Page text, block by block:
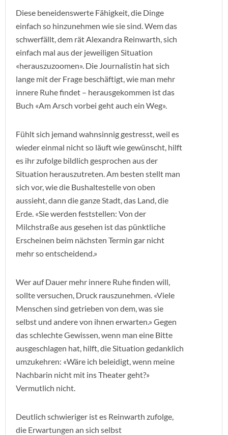
Diese beneidenswerte Fähigkeit, die Dinge
einfach so hinzunehmen wie sie sind. Wem das
schwerfällt, dem rät Alexandra Reinwarth, sich
einfach mal aus der jeweiligen Situation
«herauszuzoomen». Die Journalistin hat sich
lange mit der Frage beschäftigt, wie man mehr
innere Ruhe findet – herausgekommen ist das
Buch «Am Arsch vorbei geht auch ein Weg».
Fühlt sich jemand wahnsinnig gestresst, weil es
wieder einmal nicht so läuft wie gewünscht, hilft
es ihr zufolge bildlich gesprochen aus der
Situation herauszutreten. Am besten stellt man
sich vor, wie die Bushaltestelle von oben
aussieht, dann die ganze Stadt, das Land, die
Erde. «Sie werden feststellen: Von der
Milchstraße aus gesehen ist das pünktliche
Erscheinen beim nächsten Termin gar nicht
mehr so entscheidend.»
Wer auf Dauer mehr innere Ruhe finden will,
sollte versuchen, Druck rauszunehmen. «Viele
Menschen sind getrieben von dem, was sie
selbst und andere von ihnen erwarten.» Gegen
das schlechte Gewissen, wenn man eine Bitte
ausgeschlagen hat, hilft, die Situation gedanklich
umzukehren: «Wäre ich beleidigt, wenn meine
Nachbarin nicht mit ins Theater geht?»
Vermutlich nicht.
Deutlich schwieriger ist es Reinwarth zufolge,
die Erwartungen an sich selbst